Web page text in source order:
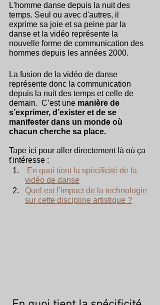
L'homme danse depuis la nuit des
temps. Seul ou avec d'autres, il
exprime sa joie et sa peine par la
danse et la vidéo représente la
nouvelle forme de communication des
hommes depuis les années 2000.
La fusion de la vidéo de danse
représente donc la communication
depuis la nuit des temps et celle de
demain.  C’est une manière de
s’exprimer, d’exister et de se
manifester dans un monde où
chacun cherche sa place.
Tape ici pour aller directement là où ça
t'intéresse :
vidéo de danse
Quel est l’impact de la technologie
sur cette discipline artistique ?